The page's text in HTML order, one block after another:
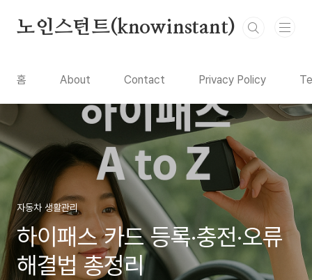
노인스턴트(knowinstant)
홈 About Contact Privacy Policy
자동차 생활관리
하이패스 카드 등록·충전·오류
해결법 총정리